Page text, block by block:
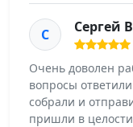
С Сергей В
Очень доволен
вопросы
собрали и
пришли в